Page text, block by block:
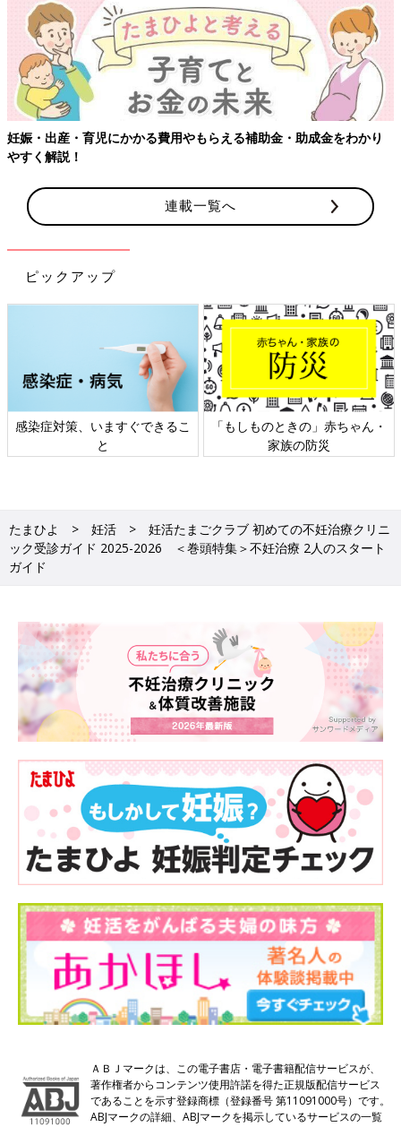
【ワクチン接種できるものも】妊婦の感染症対策、知っておいて
連載一覧へ
ピックアップ
・
日本外来小児科学会リーフレッ
ト検討会
六星占術 細木かおりさんの
相談
たまひよ 妊活
妊活たまごクラブ 初めての不妊治療クリニ
ック受診ガイド 2025-2026 ＜巻頭特集＞不妊治療 2人のスタート
ガイド
ＡＢＪマークは、この電子書店・電子書籍配信サービスが、
著作権者からコンテンツ使用許諾を得た正規版配信サービス
であることを示す登録商標（登録番号 第11091000号）です。
ABJマークの詳細、ABJマークを掲示しているサービスの一覧